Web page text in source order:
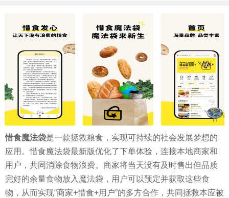
惜食魔法袋是一款拯救粮食，实现可持续的社会发展梦想的
应用。惜食魔法袋最新版优化了下单体验，连接本地商家和
用户，共同消除食物浪费。商家将当天没有及时售出但品质
完好的余量食物放入魔法袋，用户可以预定并获取这些食
物，从而实现“商家+惜食+用户”的多方合作，共同拯救本应被